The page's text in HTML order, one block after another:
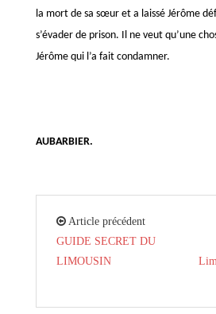
la mort de sa sœur et a laissé Jérôme
s’évader de prison. Il ne veut qu’une
Jérôme qui l’a fait condamner.
AUBARBIER.
Article précédent
GUIDE SECRET DU
LIMOUSIN